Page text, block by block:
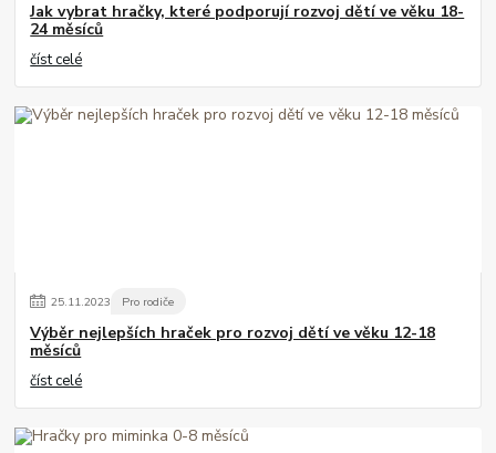
Jak vybrat hračky, které podporují rozvoj dětí ve věku 18-
24 měsíců
číst celé
25.11.2023 Pro rodiče
Výběr nejlepších hraček pro rozvoj dětí ve věku 12-18
měsíců
číst celé